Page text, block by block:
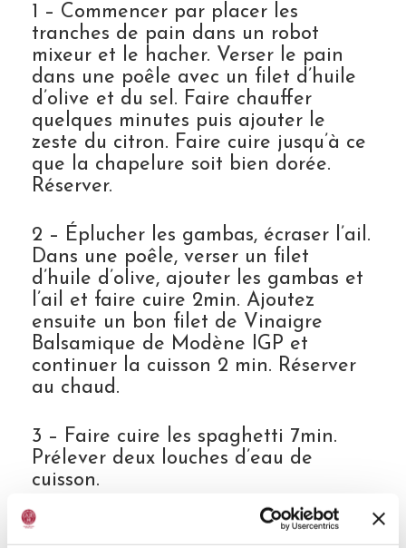
1 – Commencer par placer les
tranches de pain dans un robot
mixeur et le hacher. Verser le pain
dans une poêle avec un filet d’huile
d’olive et du sel. Faire chauffer
quelques minutes puis ajouter le
zeste du citron. Faire cuire jusqu’à ce
que la chapelure soit bien dorée.
Réserver.
2 – Éplucher les gambas, écraser l’ail.
Dans une poêle, verser un filet
d’huile d’olive, ajouter les gambas et
l’ail et faire cuire 2min. Ajoutez
ensuite un bon filet de Vinaigre
Balsamique de Modène IGP et
continuer la cuisson 2 min. Réserver
au chaud.
3 – Faire cuire les spaghetti 7min.
Prélever deux louches d’eau de
cuisson.
4 – Dans une poêle, verser le jus d’un